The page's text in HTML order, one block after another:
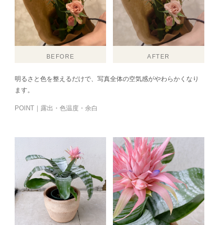
BEFORE AFTER
明るさと色を整えるだけで、写真全体の空気感がやわらかくなり
ます。
POINT｜露出・色温度・余白